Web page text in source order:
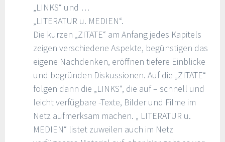
„LINKS“ und …
„LITERATUR u. MEDIEN“.
Die kurzen „ZITATE“ am Anfang jedes Kapitels
zeigen verschiedene Aspekte, begünstigen das
eigene Nachdenken, eröffnen tiefere Einblicke
und begründen Diskussionen. Auf die „ZITATE“
folgen dann die „LINKS“, die auf – schnell und
leicht verfügbare -Texte, Bilder und Filme im
Netz aufmerksam machen. „ LITERATUR u.
MEDIEN“ listet zuweilen auch im Netz